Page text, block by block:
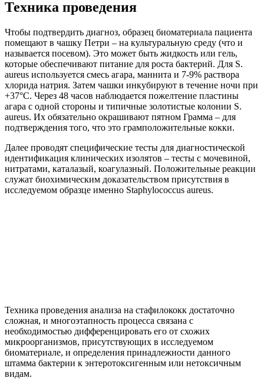
Техника проведения
Чтобы подтвердить диагноз, образец биоматериала пациента
помещают в чашку Петри – на культуральную среду (что и
называется посевом). Это может быть жидкость или гель,
которые обеспечивают питание для роста бактерий. Для S.
aureus используется смесь агара, маннита и 7-9% раствора
хлорида натрия. Затем чашки инкубируют в течение ночи при
+37°С. Через 48 часов наблюдается пожелтение пластины
агара с одной стороны и типичные золотистые колонии S.
aureus. Их обязательно окрашивают пятном Грамма – для
подтверждения того, что это грамположительные кокки.
Далее проводят специфические тесты для диагностической
идентификация клинических изолятов – тесты с мочевиной,
нитратами, каталазый, коагулазный. Положительные реакции
служат биохимическим доказательством присутствия в
исследуемом образце именно Staphylococcus aureus.
Техника проведения анализа на стафилококк достаточно
сложная, и многоэтапность процесса связана с
необходимостью дифференцировать его от схожих
микроорганизмов, присутствующих в исследуемом
биоматериале, и определения принадлежности данного
штамма бактерии к энтеротоксигенным или нетоксичным
видам.